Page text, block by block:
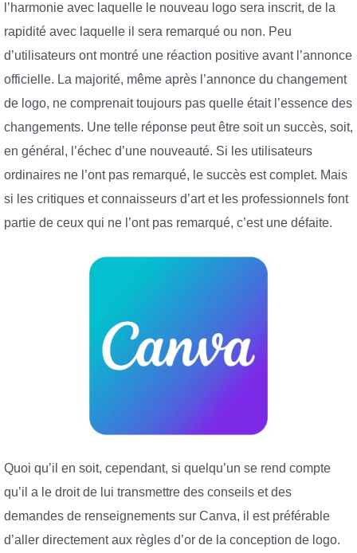
l’harmonie avec laquelle le nouveau logo sera inscrit, de la
rapidité avec laquelle il sera remarqué ou non. Peu
d’utilisateurs ont montré une réaction positive avant l’annonce
officielle. La majorité, même après l’annonce du changement
de logo, ne comprenait toujours pas quelle était l’essence des
changements. Une telle réponse peut être soit un succès, soit,
en général, l’échec d’une nouveauté. Si les utilisateurs
ordinaires ne l’ont pas remarqué, le succès est complet. Mais
si les critiques et connaisseurs d’art et les professionnels font
partie de ceux qui ne l’ont pas remarqué, c’est une défaite.
Quoi qu’il en soit, cependant, si quelqu’un se rend compte
qu’il a le droit de lui transmettre des conseils et des
demandes de renseignements sur Canva, il est préférable
d’aller directement aux règles d’or de la conception de logo.